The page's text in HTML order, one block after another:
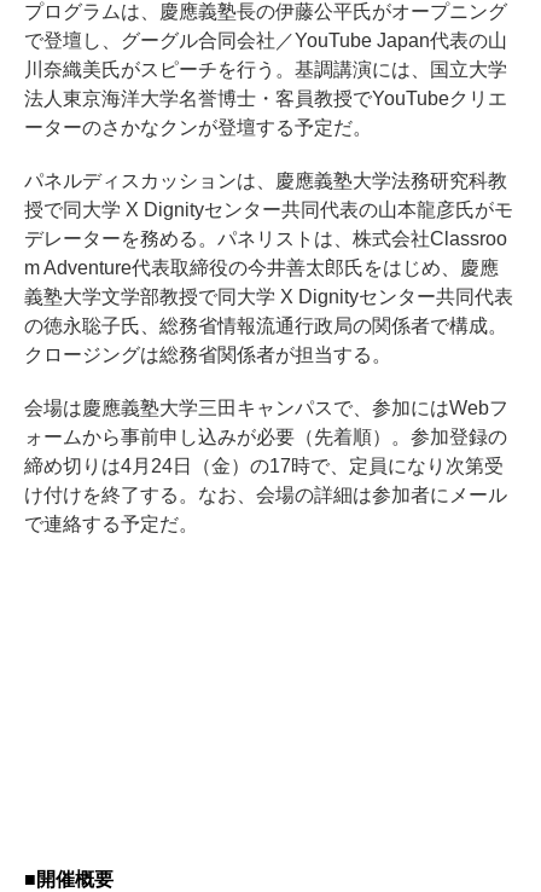
プログラムは、慶應義塾長の伊藤公平氏がオープニング
で登壇し、グーグル合同会社／YouTube Japan代表の山
川奈織美氏がスピーチを行う。基調講演には、国立大学
法人東京海洋大学名誉博士・客員教授でYouTubeクリエ
ーターのさかなクンが登壇する予定だ。
パネルディスカッションは、慶應義塾大学法務研究科教
授で同大学 X Dignityセンター共同代表の山本龍彦氏がモ
デレーターを務める。パネリストは、株式会社Classroo
m Adventure代表取締役の今井善太郎氏をはじめ、慶應
義塾大学文学部教授で同大学 X Dignityセンター共同代表
の徳永聡子氏、総務省情報流通行政局の関係者で構成。
クロージングは総務省関係者が担当する。
会場は慶應義塾大学三田キャンパスで、参加にはWebフ
ォームから事前申し込みが必要（先着順）。参加登録の
締め切りは4月24日（金）の17時で、定員になり次第受
け付けを終了する。なお、会場の詳細は参加者にメール
で連絡する予定だ。
■開催概要